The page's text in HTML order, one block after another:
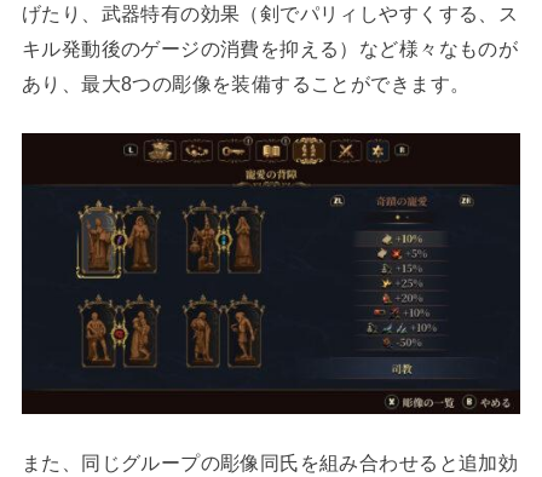
げたり、武器特有の効果（剣でパリィしやすくする、ス
キル発動後のゲージの消費を抑える）など様々なものが
あり、最大8つの彫像を装備することができます。
また、同じグループの彫像同氏を組み合わせると追加効